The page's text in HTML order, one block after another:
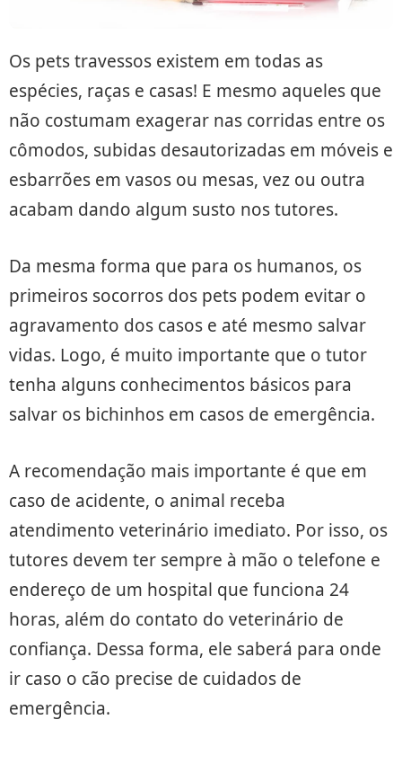
Os pets travessos existem em todas as
espécies, raças e casas! E mesmo aqueles que
não costumam exagerar nas corridas entre os
cômodos, subidas desautorizadas em móveis e
esbarrões em vasos ou mesas, vez ou outra
acabam dando algum susto nos tutores.
Da mesma forma que para os humanos, os
primeiros socorros dos pets podem evitar o
agravamento dos casos e até mesmo salvar
vidas. Logo, é muito importante que o tutor
tenha alguns conhecimentos básicos para
salvar os bichinhos em casos de emergência.
A recomendação mais importante é que em
caso de acidente, o animal receba
atendimento veterinário imediato. Por isso, os
tutores devem ter sempre à mão o telefone e
endereço de um hospital que funciona 24
horas, além do contato do veterinário de
confiança. Dessa forma, ele saberá para onde
ir caso o cão precise de cuidados de
emergência.